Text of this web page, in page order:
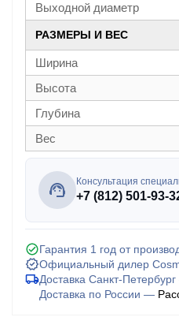
Выходной диаметр
РАЗМЕРЫ И ВЕС
Ширина
Высота
Глубина
Вес
Консультация
+7 (812) 501-93-
Гарантия 1 год от
Официальный дилер
Доставка Санкт-
Доставка по России —